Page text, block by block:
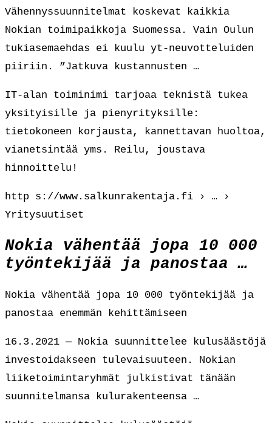
Vähennyssuunnitelmat koskevat kaikkia
Nokian toimipaikkoja Suomessa. Vain Oulun
tukiasemaehdas ei kuulu yt-neuvotteluiden
piiriin. ”Jatkuva kustannusten …
IT-alan toiminimi tarjoaa teknistä tukea
yksityisille ja pienyrityksille:
tietokoneen korjausta, kannettavan huoltoa,
vianetsintää yms. Reilu, joustava
hinnoittelu!
http s://www.salkunrakentaja.fi › … ›
Yritysuutiset
Nokia vähentää jopa 10 000
työntekijää ja panostaa …
Nokia vähentää jopa 10 000 työntekijää ja
panostaa enemmän kehittämiseen
16.3.2021 — Nokia suunnittelee kulusäästöjä
investoidakseen tulevaisuuteen. Nokian
liiketoimintaryhmät julkistivat tänään
suunnitelmansa kulurakenteensa …